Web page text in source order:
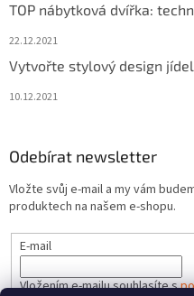
TOP nábytková dvířka:
22.12.2021
Vytvořte stylový design
10.12.2021
Odebírat newsletter
Vložte svůj e-mail a my vám
produktech na našem e-shopu.
E-mail
Vložením e-mailu souhlasíte s